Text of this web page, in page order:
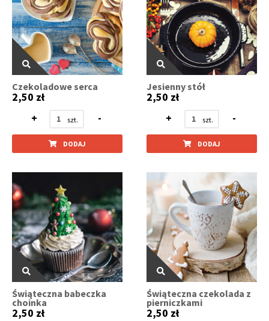
Czekoladowe serca
2,50 zł
+
-
DODAJ
Jesienny stół
2,50 zł
+
-
DODAJ
Świąteczna babeczka
choinka
2,50 zł
Świąteczna czekolada z
pierniczkami
2,50 zł